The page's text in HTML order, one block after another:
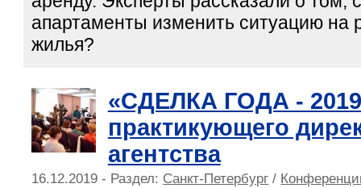
апартаменты изменить ситуацию на
жилья?
«СДЕЛКА ГОДА -
практикующего
агентства
16.12.2019 - Раздел: Санкт-Петербург /